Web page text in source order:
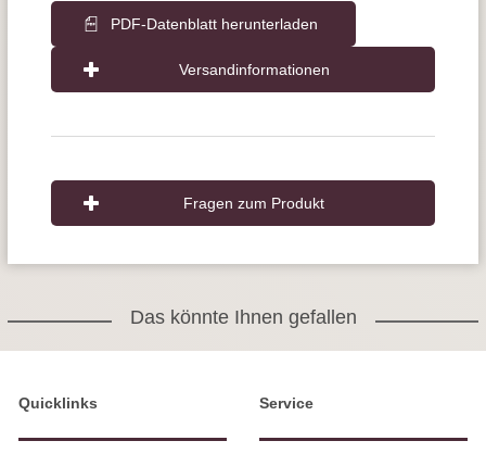
PDF-Datenblatt herunterladen
Versandinformationen
Fragen zum Produkt
Das könnte Ihnen gefallen
Quicklinks Service